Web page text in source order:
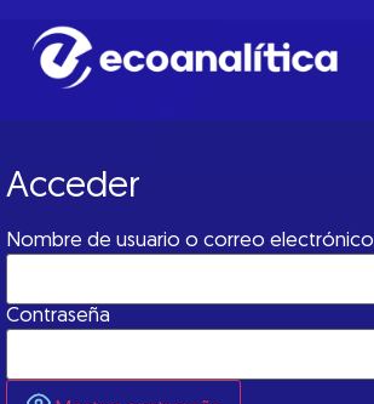
Acceder
Nombre de usuario o correo electrónico
Contraseña